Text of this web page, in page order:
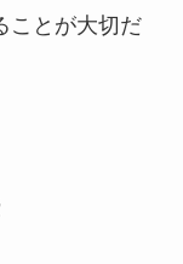
ことが大切だ